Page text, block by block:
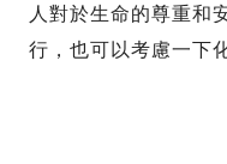
人對於生命的尊重和
行，也可以考慮一下